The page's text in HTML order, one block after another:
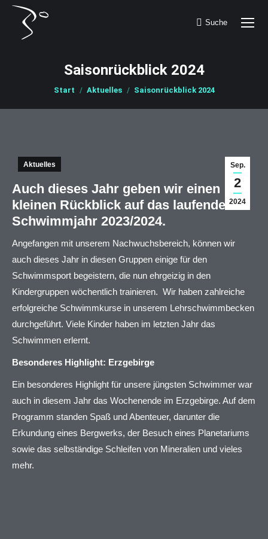
Search:
Suche
Saisonrückblick 2024
Sie befinden sich hier:
Start Aktuelles Saisonrückblick 2024
Sep.
2
2024
Aktuelles
Auch dieses Jahr geben wir einen
kleinen Rückblick auf das laufende
Schwimmjahr 2023/2024.
Angefangen mit unserem Nachwuchsbereich, können wir
auch dieses Jahr in diesen Gruppen einige für den
Schwimmsport begeistern, die nun ehrgeizig in den
Kindergruppen wöchentlich trainieren. Wir haben zahlreiche
erfolgreiche Schwimmkurse in unserem Lehrschwimmbecken
durchgeführt. Viele Kinder haben im letzten Jahr das
Schwimmen erlernt.
Besonderes Highlight: Erzgebirge
Ein besonderes Highlight für unsere jüngsten Schwimmer war
auch in diesem Jahr das Wochenende im Erzgebirge. Auf dem
Programm standen Spaß und Abenteuer, darunter die
Erkundung eines Bergwerks, der Besuch eines Planetariums
sowie das selbständige Schleifen von Mineralien und vieles
mehr.